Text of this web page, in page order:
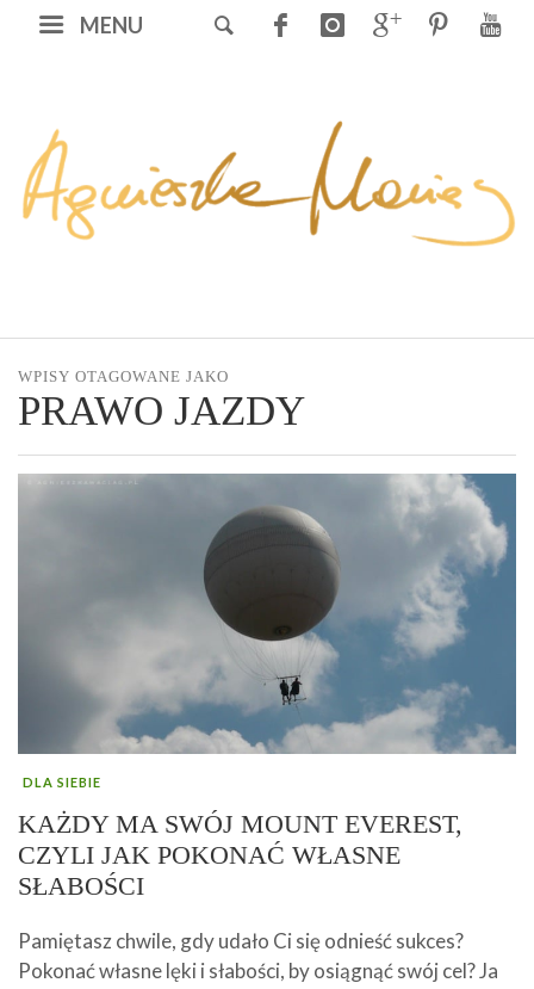
MENU
WPISY OTAGOWANE JAKO
PRAWO JAZDY
DLA SIEBIE
KAŻDY MA SWÓJ MOUNT EVEREST,
CZYLI JAK POKONAĆ WŁASNE
SŁABOŚCI
Pamiętasz chwile, gdy udało Ci się odnieść sukces?
Pokonać własne lęki i słabości, by osiągnąć swój cel? Ja